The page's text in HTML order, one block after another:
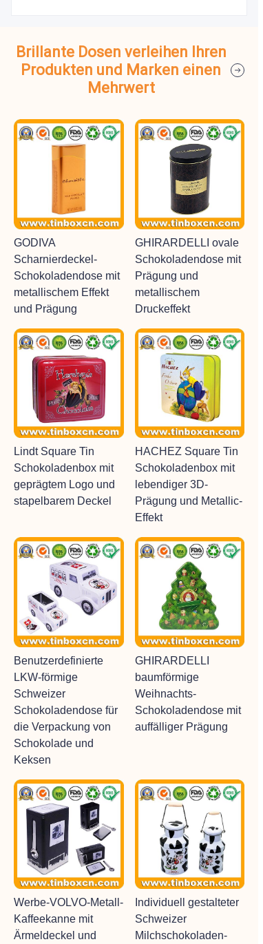
Brillante Dosen verleihen Ihren
Produkten und Marken einen
Mehrwert
GODIVA
Scharnierdeckel-
Schokoladendose mit
metallischem Effekt
und Prägung
GHIRARDELLI ovale
Schokoladendose mit
Prägung und
metallischem
Druckeffekt
Lindt Square Tin
Schokoladenbox mit
geprägtem Logo und
stapelbarem Deckel
HACHEZ Square Tin
Schokoladenbox mit
lebendiger 3D-
Prägung und Metallic-
Effekt
Benutzerdefinierte
LKW-förmige
Schweizer
Schokoladendose für
die Verpackung von
Schokolade und
Keksen
GHIRARDELLI
baumförmige
Weihnachts-
Schokoladendose mit
auffälliger Prägung
Werbe-VOLVO-Metall-
Kaffeekanne mit
Ärmeldeckel und
Individuell gestalteter
Schweizer
Milchschokoladen-